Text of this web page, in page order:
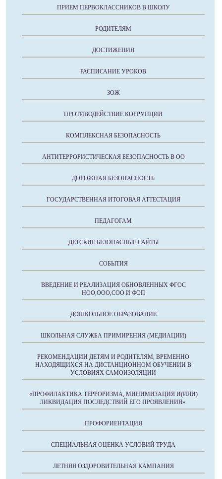
ПРИЕМ ПЕРВОКЛАССНИКОВ В ШКОЛУ
РОДИТЕЛЯМ
ДОСТИЖЕНИЯ
РАСПИСАНИЕ УРОКОВ
ЗОЖ
ПРОТИВОДЕЙСТВИЕ КОРРУПЦИИ
КОМПЛЕКСНАЯ БЕЗОПАСНОСТЬ
АНТИТЕРРОРИСТИЧЕСКАЯ БЕЗОПАСНОСТЬ В ОО
ДОРОЖНАЯ БЕЗОПАСНОСТЬ
ГОСУДАРСТВЕННАЯ ИТОГОВАЯ АТТЕСТАЦИЯ
ПЕДАГОГАМ
ДЕТСКИЕ БЕЗОПАСНЫЕ САЙТЫ
СОБЫТИЯ
ВВЕДЕНИЕ И РЕАЛИЗАЦИЯ ОБНОВЛЕННЫХ ФГОС
НОО,ООО,СОО И ФОП
ДОШКОЛЬНОЕ ОБРАЗОВАНИЕ
ШКОЛЬНАЯ СЛУЖБА ПРИМИРЕНИЯ (МЕДИАЦИИ)
РЕКОМЕНДАЦИИ ДЕТЯМ И РОДИТЕЛЯМ, ВРЕМЕННО
НАХОДЯЩИХСЯ НА ДИСТАНЦИОННОМ ОБУЧЕНИИ В
УСЛОВИЯХ САМОИЗОЛЯЦИИ
«ПРОФИЛАКТИКА ТЕРРОРИЗМА, МИНИМИЗАЦИЯ И(ИЛИ)
ЛИКВИДАЦИЯ ПОСЛЕДСТВИЙ ЕГО ПРОЯВЛЕНИЯ».
ПРОФОРИЕНТАЦИЯ
СПЕЦИАЛЬНАЯ ОЦЕНКА УСЛОВИЙ ТРУДА
ЛЕТНЯЯ ОЗДОРОВИТЕЛЬНАЯ КАМПАНИЯ